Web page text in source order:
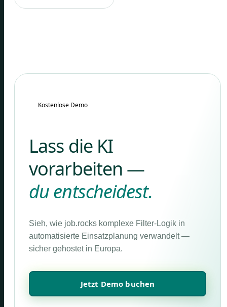
Kostenlose Demo
Lass die KI
vorarbeiten —
du entscheidest.
Sieh, wie job.rocks komplexe Filter-Logik in
automatisierte Einsatzplanung verwandelt —
sicher gehostet in Europa.
Jetzt Demo buchen